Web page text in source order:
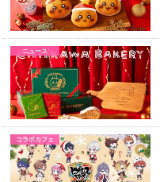
ニュース
コラボカフェ